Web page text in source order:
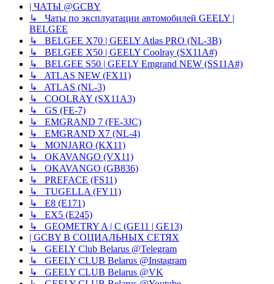
| ЧАТЫ @GCBY
↳ Чаты по эксплуатации автомобилей GEELY |
BELGEE
↳ BELGEE X70 | GEELY Atlas PRO (NL-3B)
↳ BELGEE X50 | GEELY Coolray (SX11A#)
↳ BELGEE S50 | GEELY Emgrand NEW (SS11A#)
↳ ATLAS NEW (FX11)
↳ ATLAS (NL-3)
↳ COOLRAY (SX11A3)
↳ GS (FE-7)
↳ EMGRAND 7 (FE-3JC)
↳ EMGRAND X7 (NL-4)
↳ MONJARO (KX11)
↳ OKAVANGO (VX11)
↳ OKAVANGO (GB836)
↳ PREFACE (FS11)
↳ TUGELLA (FY11)
↳ E8 (E171)
↳ EX5 (E245)
↳ GEOMETRY A | C (GE11 | GE13)
| GCBY В СОЦИАЛЬНЫХ СЕТЯХ
↳ GEELY Club Belarus @Telegram
↳ GEELY CLUB Belarus @Instagram
↳ GEELY CLUB Belarus @VK